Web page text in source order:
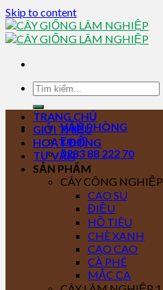
Skip to content
VĂN PHÒNG
Email
0283 88 222 70
TRANG CHỦ
GIỚI THIỆU
HOẠT ĐỘNG
TƯ VẤN
SẢN PHẨM
CÂY CÔNG NGHIỆP
CAO SU
ĐIỀU
HỒ TIÊU
CHÈ XANH
CAO CAO
CÀ PHÊ
MẮC CA